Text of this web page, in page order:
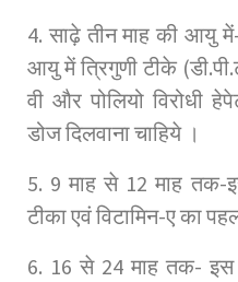
4. साढ़े तीन माह की आयु
आयु में त्रिगुणी टीके
वी और पोलियो विरोधी
डोज दिलवाना चाहिये ।
5. 9 माह से 12 माह
टीका एवं विटामिन-ए का
6. 16 से 24 माह तक- इस